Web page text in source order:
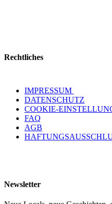
Rechtliches
IMPRESSUM
DATENSCHUTZ
COOKIE-
FAQ
AGB
Newsletter